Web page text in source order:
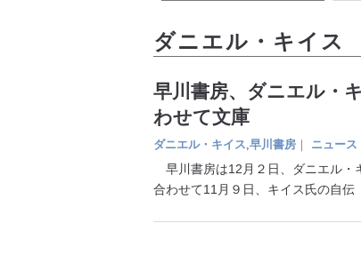
ダニエル・キイス
早川書房、ダニエル・
わせて文庫
ダニエル・キイス,早川書房 ｜ ニュース
早川書房は12月２日、ダニエル・
合わせて11月９日、キイス氏の自伝